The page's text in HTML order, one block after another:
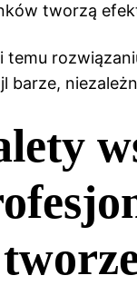
tworzą
temu
barze,